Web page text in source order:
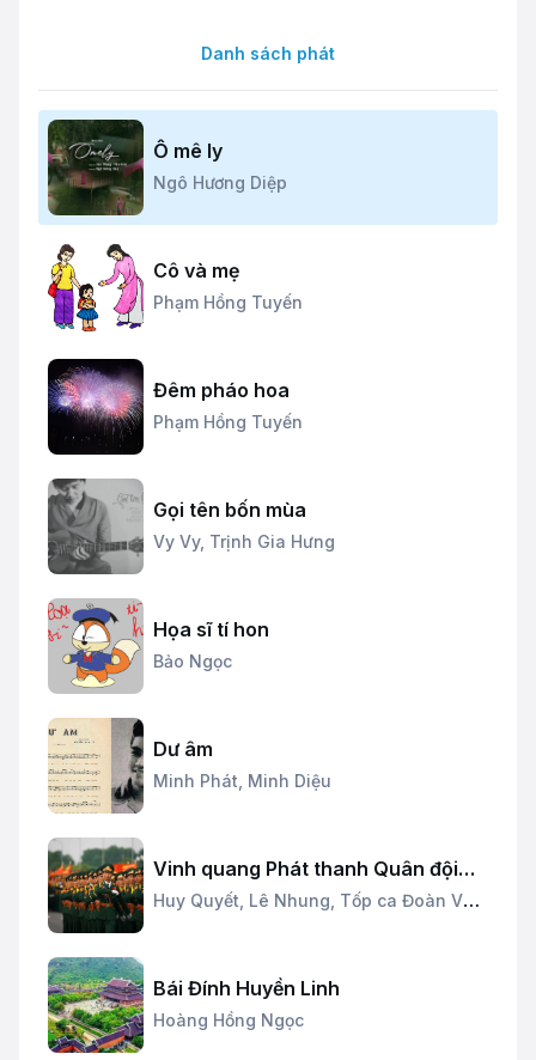
Danh sách phát
Ô mê ly
Ngô Hương Diệp
Cô và mẹ
Phạm Hồng Tuyến
Đêm pháo hoa
Phạm Hồng Tuyến
Gọi tên bốn mùa
Vy Vy, Trịnh Gia Hưng
Họa sĩ tí hon
Bảo Ngọc
Dư âm
Minh Phát, Minh Diệu
Vinh quang Phát thanh Quân đội
nhân dân
Huy Quyết, Lê Nhung, Tốp ca Đoàn Văn
Bái Đính Huyền Linh
Hoàng Hồng Ngọc